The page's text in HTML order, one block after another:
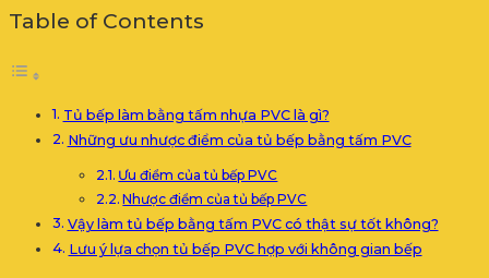
Table of Contents
Tủ bếp làm bằng tấm nhựa PVC là gì?
Những ưu nhược điểm của tủ bếp bằng tấm PVC
Ưu điểm của tủ bếp PVC
Nhược điểm của tủ bếp PVC
Vậy làm tủ bếp bằng tấm PVC có thật sự tốt không?
Lưu ý lựa chọn tủ bếp PVC hợp với không gian bếp